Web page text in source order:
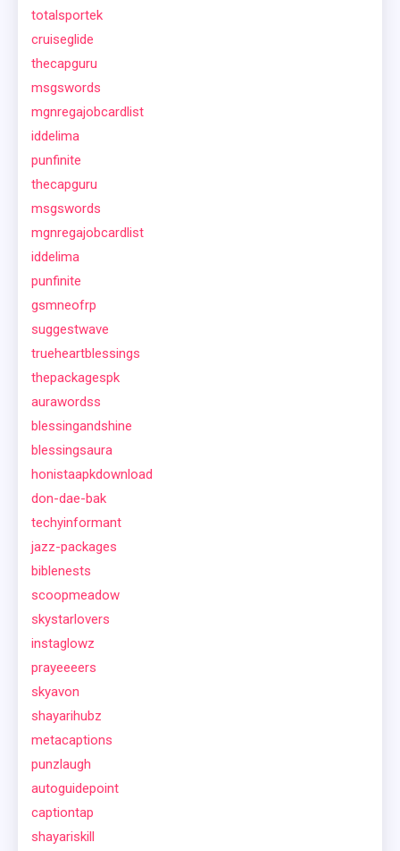
totalsportek
cruiseglide
thecapguru
msgswords
mgnregajobcardlist
iddelima
punfinite
thecapguru
msgswords
mgnregajobcardlist
iddelima
punfinite
gsmneofrp
suggestwave
trueheartblessings
thepackagespk
aurawordss
blessingandshine
blessingsaura
honistaapkdownload
don-dae-bak
techyinformant
jazz-packages
biblenests
scoopmeadow
skystarlovers
instaglowz
prayeeeers
skyavon
shayarihubz
metacaptions
punzlaugh
autoguidepoint
captiontap
shayariskill